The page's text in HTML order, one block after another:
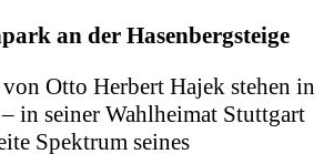
an der Hasenbergsteige
Otto Herbert Hajek stehen in
in seiner Wahlheimat Stuttgart
Spektrum seines